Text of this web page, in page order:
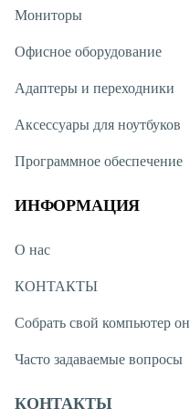
программистов, инженеров,
видеокарте RTX 5070 Ti,
сложными задачами.
Мониторы
Офисное оборудование
Адаптеры и переходники
Аксессуары для ноутбуков
Программное обеспечение
ИНФОРМАЦИЯ
О нас
КОНТАКТЫ
Собрать свой компьютер
Часто задаваемые вопросы
КОНТАКТЫ